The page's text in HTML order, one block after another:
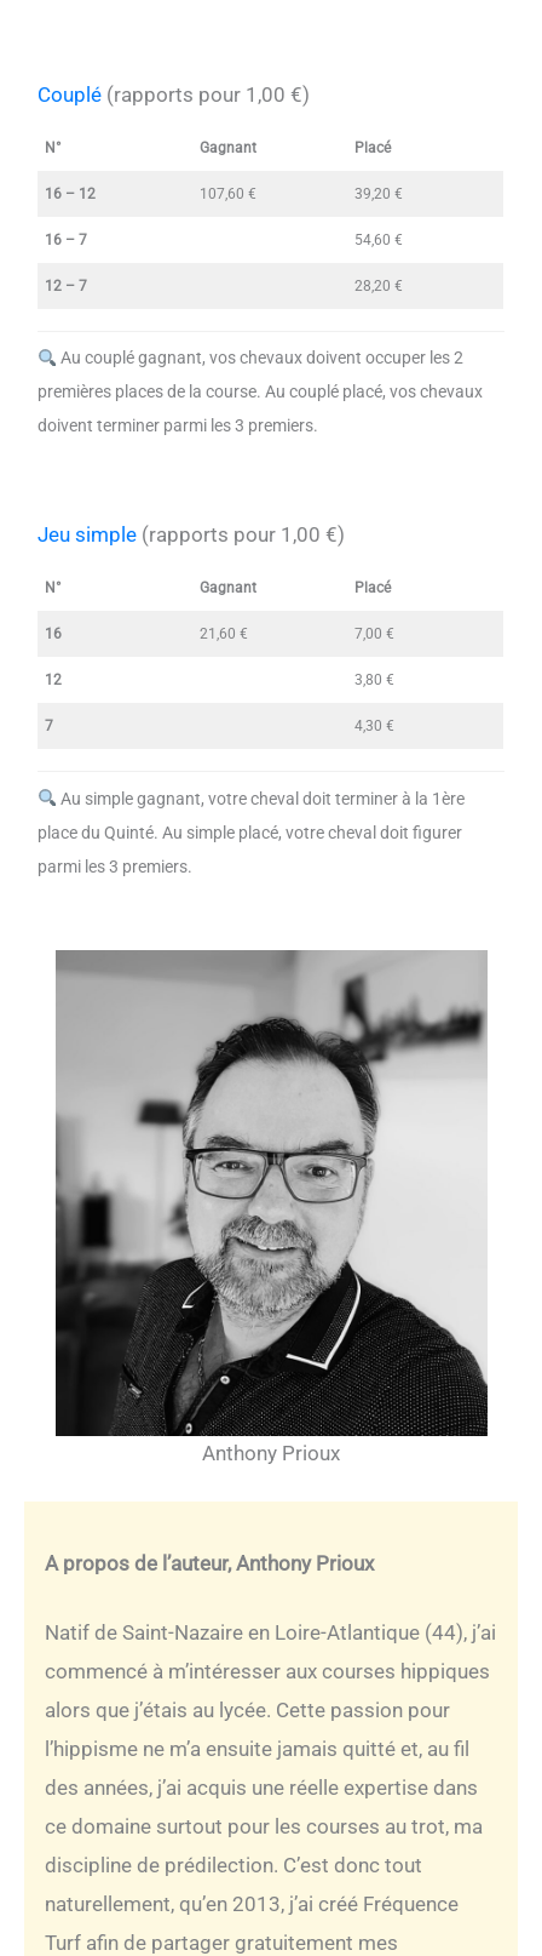
Couplé (rapports pour 1,00 €)
N° Gagnant Placé
16 – 12 107,60 € 39,20 €
16 – 7 54,60 €
12 – 7 28,20 €
Au couplé gagnant, vos chevaux doivent occuper les 2
premières places de la course. Au couplé placé, vos chevaux
doivent terminer parmi les 3 premiers.
Jeu simple (rapports pour 1,00 €)
N° Gagnant Placé
16 21,60 € 7,00 €
12 3,80 €
7 4,30 €
Au simple gagnant, votre cheval doit terminer à la 1ère
place du Quinté. Au simple placé, votre cheval doit figurer
parmi les 3 premiers.
Anthony Prioux
A propos de l’auteur, Anthony Prioux
Natif de Saint-Nazaire en Loire-Atlantique (44), j’ai
commencé à m’intéresser aux courses hippiques
alors que j’étais au lycée. Cette passion pour
l’hippisme ne m’a ensuite jamais quitté et, au fil
des années, j’ai acquis une réelle expertise dans
ce domaine surtout pour les courses au trot, ma
discipline de prédilection. C’est donc tout
naturellement, qu’en 2013, j’ai créé Fréquence
Turf afin de partager gratuitement mes